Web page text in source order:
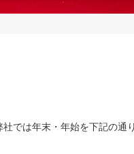
では年末・年始を下記の通